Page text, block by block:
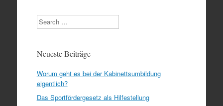
Search
Neueste Beiträge
Worum geht es bei der Kabinettsumbildung
eigentlich?
Das Sportfördergesetz als Hilfestellung